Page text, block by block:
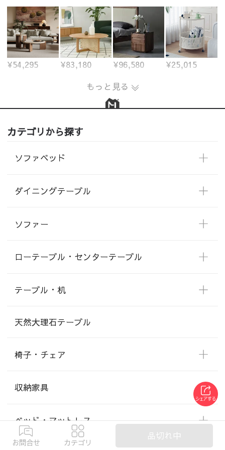
¥54,295 ¥83,180 ¥96,580
¥25,015
もっと見る
カテゴリから探す
ソファベッド
ダイニングテーブル
ソファー
ローテーブル・センターテーブル
テーブル・机
天然大理石テーブル
椅子・チェア
収納家具
ベッド・マットレス
お問合せ カテゴリ
品切れ中